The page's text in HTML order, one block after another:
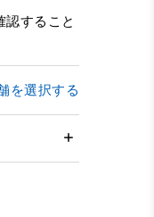
認すること
を選択する